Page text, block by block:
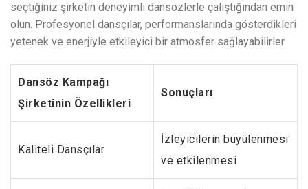
seçtiğiniz şirketin deneyimli dansözlerle çalıştığından emin
olun. Profesyonel dansçılar, performanslarında gösterdikleri
yetenek ve enerjiyle etkileyici bir atmosfer sağlayabilirler.
Dansöz Kampağı
Şirketinin Özellikleri
Sonuçları
Kaliteli Dansçılar
İzleyicilerin büyülenmesi
ve etkilenmesi